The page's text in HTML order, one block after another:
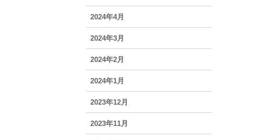
2024年4月
2024年3月
2024年2月
2024年1月
2023年12月
2023年11月